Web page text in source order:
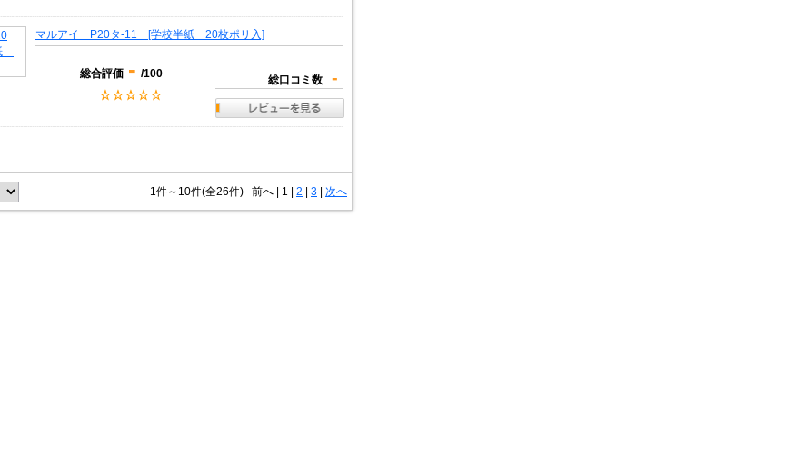
マルアイ P20タ-11 [学校半紙 20枚ポリ入]
総合評価 - /100 総口コミ数 -
1件～10件(全26件) 前へ 1 | 2 3 次へ